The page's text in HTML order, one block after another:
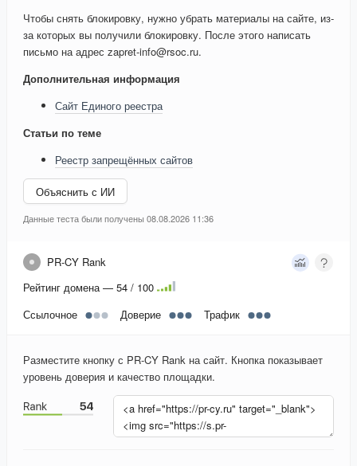
Чтобы снять блокировку, нужно убрать материалы на сайте, из-
за которых вы получили блокировку. После этого написать
письмо на адрес zapret-info@rsoc.ru.
Дополнительная информация
Сайт Единого реестра
Статьи по теме
Реестр запрещённых сайтов
Объяснить с ИИ
Данные теста были получены 08.08.2026 11:36
PR-CY Rank
Рейтинг домена — 54 / 100
Ссылочное
Доверие Трафик
Разместите кнопку с PR-CY Rank на сайт. Кнопка показывает
уровень доверия и качество площадки.